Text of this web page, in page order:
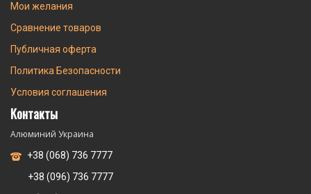
Мои желания
Сравнение товаров
Публичная оферта
Политика Безопасности
Условия соглашения
Контакты
Алюминий Украина
+38 (068) 736 7777
+38 (096) 736 7777